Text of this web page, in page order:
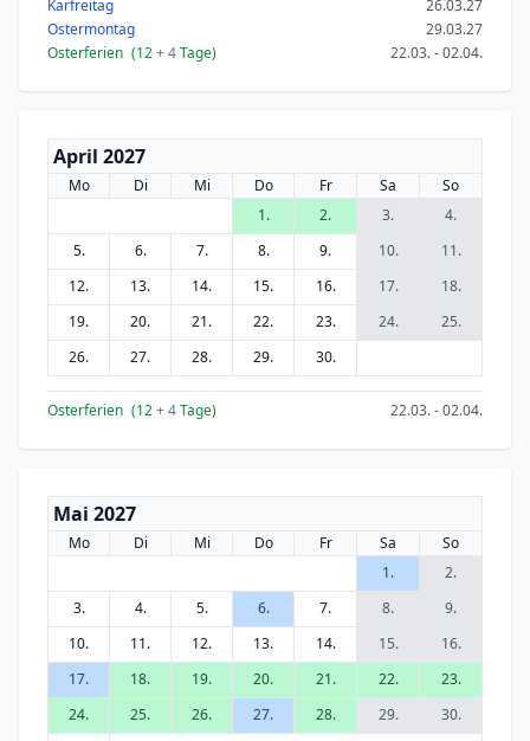
Karfreitag
26.03.27
Ostermontag
29.03.27
Osterferien (12+ 4Tage) 22.03. - 02.04.
April 2027
Mo Di Mi Do Fr Sa
So
1.
2. 3.
4.
5.
6. 7. 8. 9. 10.
11.
12.
13. 14. 15. 16. 17.
18.
19.
20. 21. 22. 23. 24.
25.
26.
27. 28. 29. 30.
Osterferien (12+ 4Tage) 22.03. - 02.04.
Mai 2027
Mo Di Mi Do Fr Sa
So
1.
2.
3.
4. 5. 6. 7. 8.
9.
10.
11. 12. 13. 14. 15.
16.
17.
18. 19. 20. 21. 22.
23.
24.
25. 26. 27. 28. 29.
30.